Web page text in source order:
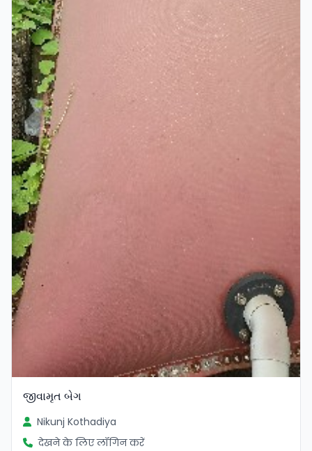
જીવામૃત બેગ
Nikunj Kothadiya
देखने के लिए लॉगिन करें